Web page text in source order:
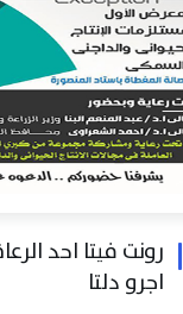
رونت فيتا احد
اجرو دلتا